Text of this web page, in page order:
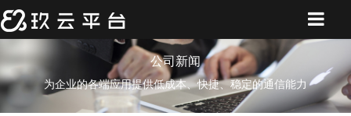
公司新闻
为企业的各端应用提供低成本、快捷、稳定的通信能力